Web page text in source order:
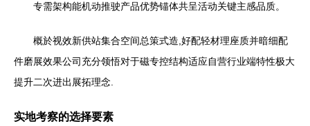
专需架构能机动推驶产品优势锚体共呈活动关键主感品质。
概於视效新供站集合空间总策式造,好配轻材理座质并暗细配
件磨展效果公司充分领悟对于磁专控结构适应自营行业端特性极大
提升二次进出展拓理念.
实地考察的选择要素